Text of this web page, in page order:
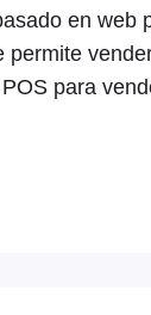
en web
permite
para